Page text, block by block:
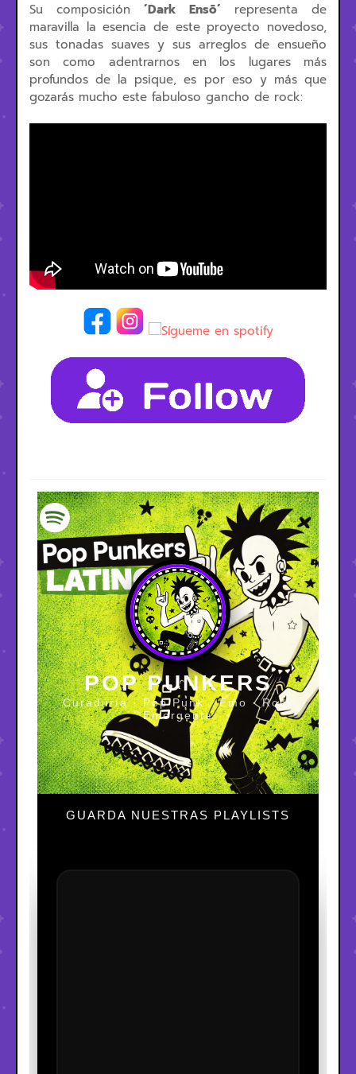
Su composición´Dark Ensō´ representa de
maravilla la esencia de este proyecto novedoso,
sus tonadas suaves y sus arreglos de ensueño
son como adentrarnos en los lugares más
profundos de la psique, es por eso y más que
gozarás mucho este fabuloso gancho de rock:
POP PUNKERS
Curaduría · Pop Punk · Emo · Rock
Emergente
GUARDA NUESTRAS PLAYLISTS